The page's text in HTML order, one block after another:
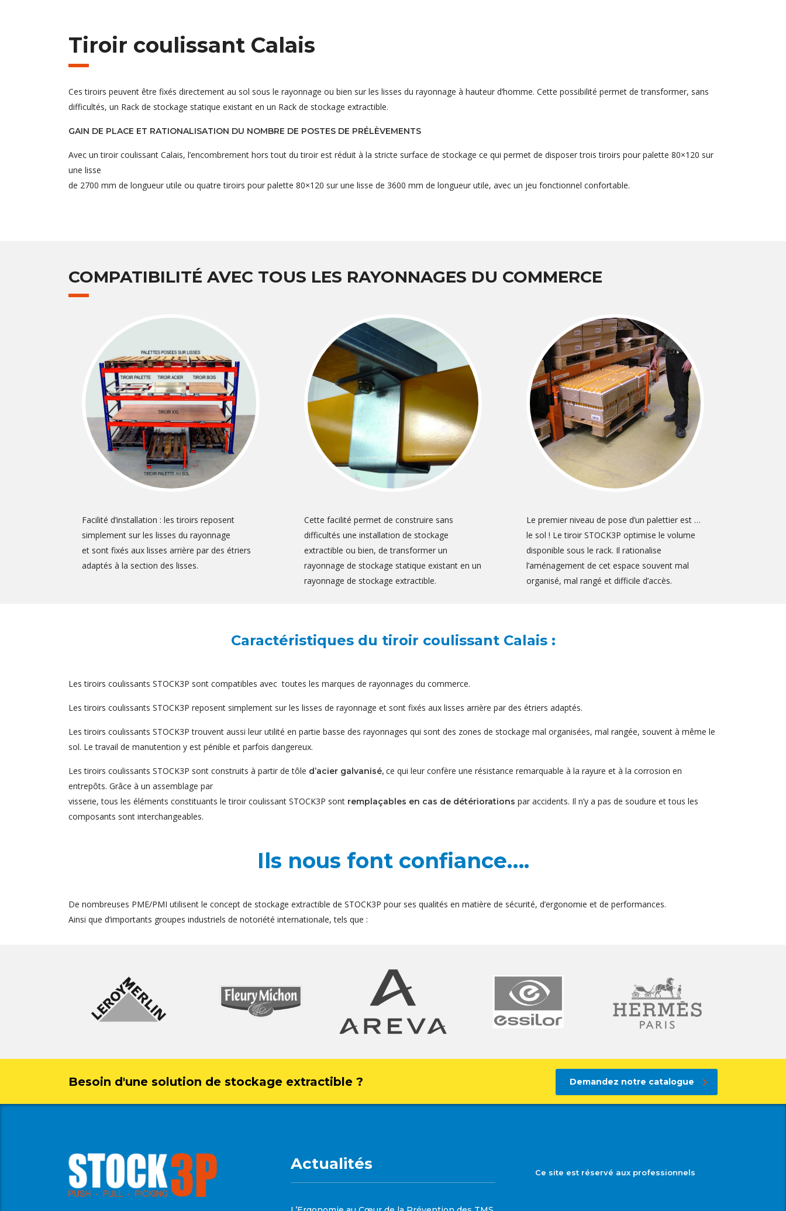
Tiroir coulissant Calais
Ces tiroirs peuvent être fixés directement au sol sous le rayonnage ou bien sur les lisses du rayonnage à hauteur d’homme. Cette possibilité permet de transformer, sans
difficultés, un Rack de stockage statique existant en un Rack de stockage extractible.
GAIN DE PLACE ET RATIONALISATION DU NOMBRE DE POSTES DE PRÉLÈVEMENTS
Avec un tiroir coulissant Calais, l’encombrement hors tout du tiroir est réduit à la stricte surface de stockage ce qui permet de disposer trois tiroirs pour palette 80×120 sur
une lisse
de 2700 mm de longueur utile ou quatre tiroirs pour palette 80×120 sur une lisse de 3600 mm de longueur utile, avec un jeu fonctionnel confortable.
COMPATIBILITÉ AVEC TOUS LES RAYONNAGES DU COMMERCE
Facilité d’installation : les tiroirs reposent
simplement sur les lisses du rayonnage
et sont fixés aux lisses arrière par des étriers
adaptés à la section des lisses.
Cette facilité permet de construire sans
difficultés une installation de stockage
extractible ou bien, de transformer un
rayonnage de stockage statique existant en un
rayonnage de stockage extractible.
Le premier niveau de pose d’un palettier est …
le sol ! Le tiroir STOCK3P optimise le volume
disponible sous le rack. Il rationalise
l’aménagement de cet espace souvent mal
organisé, mal rangé et difficile d’accès.
Caractéristiques du tiroir coulissant Calais :
Les tiroirs coulissants STOCK3P sont compatibles avec toutes les marques de rayonnages du commerce.
Les tiroirs coulissants STOCK3P reposent simplement sur les lisses de rayonnage et sont fixés aux lisses arrière par des étriers adaptés.
Les tiroirs coulissants STOCK3P trouvent aussi leur utilité en partie basse des rayonnages qui sont des zones de stockage mal organisées, mal rangée, souvent à même le
sol. Le travail de manutention y est pénible et parfois dangereux.
Les tiroirs coulissants STOCK3P sont construits à partir de tôle d’acier galvanisé, ce qui leur confère une résistance remarquable à la rayure et à la corrosion en
entrepôts. Grâce à un assemblage par
visserie, tous les éléments constituants le tiroir coulissant STOCK3P sont remplaçables en cas de détériorations par accidents. Il n’y a pas de soudure et tous les
composants sont interchangeables.
Ils nous font confiance….
De nombreuses PME/PMI utilisent le concept de stockage extractible de STOCK3P pour ses qualités en matière de sécurité, d’ergonomie et de performances.
Ainsi que d’importants groupes industriels de notoriété internationale, tels que :
Besoin d'une solution de stockage extractible ? Demandez notre catalogue
Actualités Ce site est réservé aux professionnels